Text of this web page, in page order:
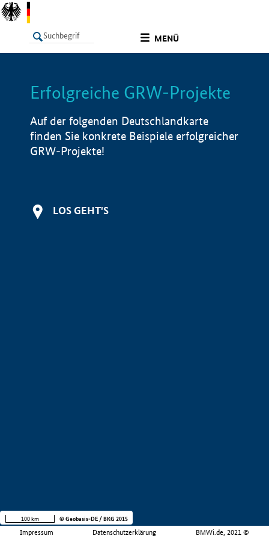
MENÜ
LISTE Info
Erfolgreiche GRW-Projekte
Auf der folgenden Deutschlandkarte
finden Sie konkrete Beispiele erfolgreicher
GRW-Projekte!
LOS GEHT'S
Impressum Datenschutzerklärung BMWi.de, 2021 ©
100 km © Geobasis-DE / BKG 2015